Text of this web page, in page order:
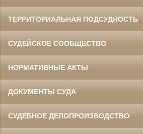
ТЕРРИТОРИАЛЬНАЯ ПОДСУДНОСТЬ
СУДЕЙСКОЕ СООБЩЕСТВО
НОРМАТИВНЫЕ АКТЫ
ДОКУМЕНТЫ СУДА
СУДЕБНОЕ ДЕЛОПРОИЗВОДСТВО